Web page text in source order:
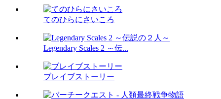
てのひらにさいころ
Legendary Scales 2 ～伝...
ブレイブストーリー